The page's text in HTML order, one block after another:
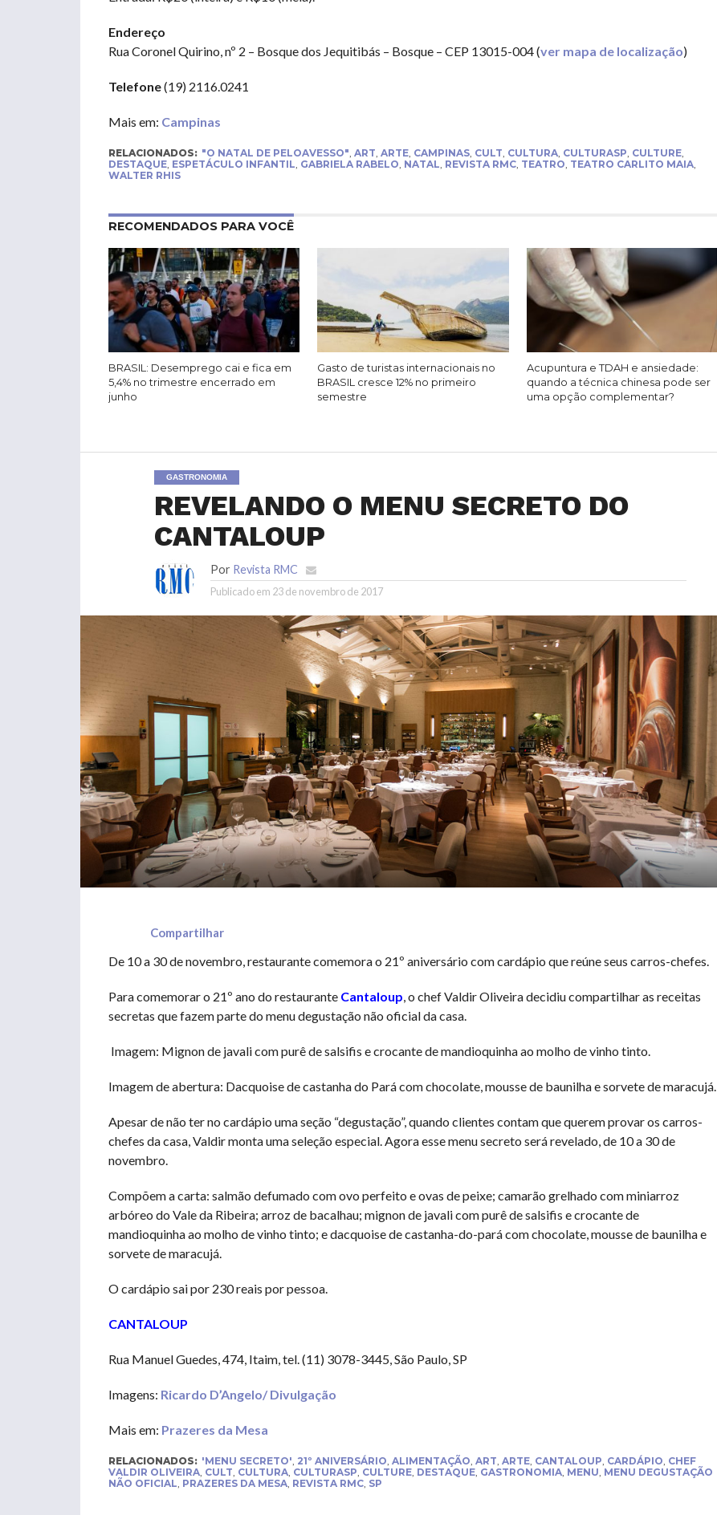
Endereço
Rua Coronel Quirino, nº 2 – Bosque dos Jequitibás – Bosque – CEP 13015-004 (ver mapa de localização)
Telefone(19) 2116.0241
Mais em: Campinas
RELACIONADOS: "O NATAL DE PELOAVESSO", ART, ARTE, CAMPINAS, CULT, CULTURA, CULTURASP, CULTURE,
DESTAQUE, ESPETÁCULO INFANTIL, GABRIELA RABELO, NATAL, REVISTA RMC, TEATRO, TEATRO CARLITO MAIA,
WALTER RHIS
RECOMENDADOS PARA VOCÊ
BRASIL: Desemprego cai e fica em
5,4% no trimestre encerrado em
junho
Gasto de turistas internacionais no
BRASIL cresce 12% no primeiro
semestre
Acupuntura e TDAH e ansiedade:
quando a técnica chinesa pode ser
uma opção complementar?
GASTRONOMIA
REVELANDO O MENU SECRETO DO
CANTALOUP
Por Revista RMC
Publicado em 23 de novembro de 2017
Compartilhar
De 10 a 30 de novembro, restaurante comemora o 21º aniversário com cardápio que reúne seus carros-chefes.
Para comemorar o 21º ano do restaurante Cantaloup, o chef Valdir Oliveira decidiu compartilhar as receitas
secretas que fazem parte do menu degustação não oficial da casa.
Imagem: Mignon de javali com purê de salsifis e crocante de mandioquinha ao molho de vinho tinto.
Imagem de abertura: Dacquoise de castanha do Pará com chocolate, mousse de baunilha e sorvete de maracujá.
Apesar de não ter no cardápio uma seção “degustação”, quando clientes contam que querem provar os carros-
chefes da casa, Valdir monta uma seleção especial. Agora esse menu secreto será revelado, de 10 a 30 de
novembro.
Compõem a carta: salmão defumado com ovo perfeito e ovas de peixe; camarão grelhado com miniarroz
arbóreo do Vale da Ribeira; arroz de bacalhau; mignon de javali com purê de salsifis e crocante de
mandioquinha ao molho de vinho tinto; e dacquoise de castanha-do-pará com chocolate, mousse de baunilha e
sorvete de maracujá.
O cardápio sai por 230 reais por pessoa.
CANTALOUP
Rua Manuel Guedes, 474, Itaim, tel. (11) 3078-3445, São Paulo, SP
Imagens: Ricardo D’Angelo/ Divulgação
Mais em: Prazeres da Mesa
RELACIONADOS: 'MENU SECRETO', 21º ANIVERSÁRIO, ALIMENTAÇÃO, ART, ARTE, CANTALOUP, CARDÁPIO, CHEF
VALDIR OLIVEIRA, CULT, CULTURA, CULTURASP, CULTURE, DESTAQUE, GASTRONOMIA, MENU, MENU DEGUSTAÇÃO
NÃO OFICIAL, PRAZERES DA MESA, REVISTA RMC, SP